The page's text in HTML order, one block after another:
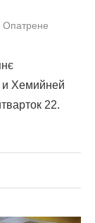
Опатрене
и Хемийней
22.